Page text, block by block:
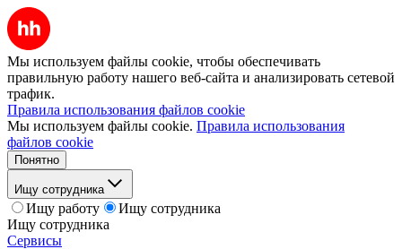
Мы используем файлы cookie, чтобы обеспечивать
правильную работу нашего веб-сайта и анализировать сетевой
трафик.
Правила использования файлов cookie
Мы используем файлы cookie. Правила использования
файлов cookie
Понятно
Ищу сотрудника
Ищу работу
Ищу сотрудника
Ищу сотрудника
Сервисы